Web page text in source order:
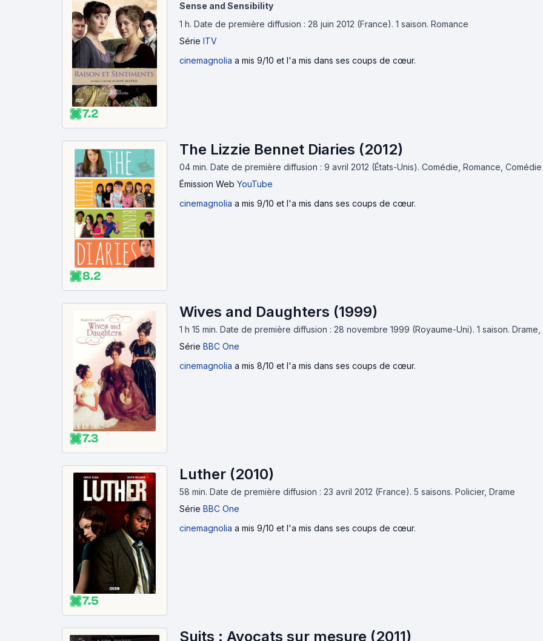
7.2
Sense and Sensibility
1 h. Date de première diffusion : 28 juin 2012 (France). 1 saison. Romance
Série ITV
cinemagnolia a mis 9/10 et l'a mis dans ses coups de cœur.
8.2
The Lizzie Bennet Diaries (2012)
04 min. Date de première diffusion : 9 avril 2012 (États-Unis). Comédie, Romance,
Émission Web YouTube
cinemagnolia a mis 9/10 et l'a mis dans ses coups de cœur.
7.3
Wives and Daughters (1999)
1 h 15 min. Date de première diffusion : 28 novembre 1999 (Royaume-Uni). 1 saison.
Série BBC One
cinemagnolia a mis 8/10 et l'a mis dans ses coups de cœur.
7.5
Luther (2010)
58 min. Date de première diffusion : 23 avril 2012 (France). 5 saisons. Policier, Drame
Série BBC One
cinemagnolia a mis 9/10 et l'a mis dans ses coups de cœur.
Suits : Avocats sur mesure (2011)